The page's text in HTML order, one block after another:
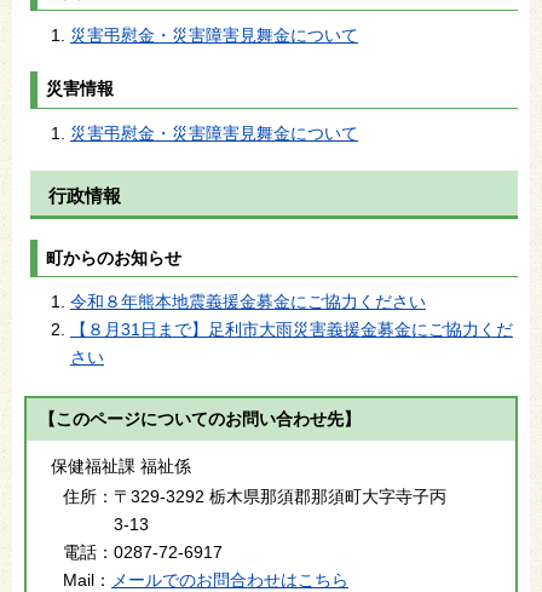
災害弔慰金・災害障害見舞金について
災害情報
災害弔慰金・災害障害見舞金について
行政情報
町からのお知らせ
令和８年熊本地震義援金募金にご協力ください
【８月31日まで】足利市大雨災害義援金募金にご協力くだ
さい
【このページについてのお問い合わせ先】
保健福祉課 福祉係
住所： 〒329-3292 栃木県那須郡那須町大字寺子丙
3-13
電話： 0287-72-6917
Mail： メールでのお問合わせはこちら